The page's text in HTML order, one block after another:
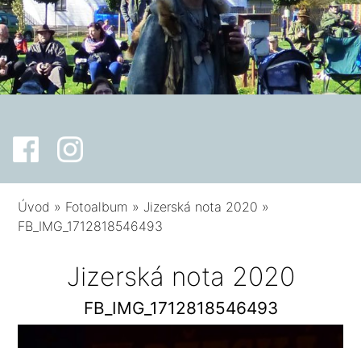
Úvod » Fotoalbum » Jizerská nota 2020 »
FB_IMG_1712818546493
Jizerská nota 2020
FB_IMG_1712818546493